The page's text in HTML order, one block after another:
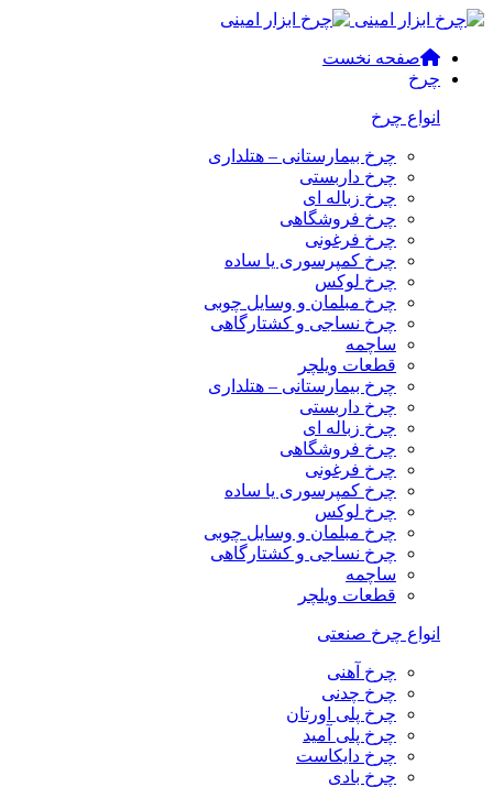
صفحه نخست
چرخ
انواع چرخ
چرخ بیمارستانی – هتلداری
چرخ داربستی
چرخ زباله ای
چرخ فروشگاهی
چرخ فرغونی
چرخ کمپرسوری یا ساده
چرخ لوکس
چرخ مبلمان و وسایل چوبی
چرخ نساجی و کشتارگاهی
ساچمه
قطعات ویلچر
چرخ بیمارستانی – هتلداری
چرخ داربستی
چرخ زباله ای
چرخ فروشگاهی
چرخ فرغونی
چرخ کمپرسوری یا ساده
چرخ لوکس
چرخ مبلمان و وسایل چوبی
چرخ نساجی و کشتارگاهی
ساچمه
قطعات ویلچر
انواع چرخ صنعتی
چرخ آهنی
چرخ چدنی
چرخ پلی اورتان
چرخ پلی آمید
چرخ دایکاست
چرخ بادی